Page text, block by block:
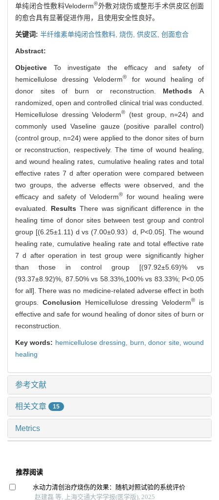
单纯闭合性敷料Veloderm®外敷对烧伤或整形手术供皮区创面
的愈合具有显著促进作用，且使用安全性良好。
关键词: 半纤维素单纯闭合性敷料, 烧伤, 供皮区, 创面愈合
Abstract:
Objective To investigate the efficacy and safety of
hemicellulose dressing Veloderm®
for wound healing of
donor sites of burn or reconstruction. MethodsA
randomized, open and controlled clinical trial was conducted.
Hemicellulose dressing Veloderm®
(test group, n=24) and
commonly used Vaseline gauze (positive parallel control)
(control group, n=24) were applied to the donor sites of burn
or reconstruction, respectively. The time of wound healing,
and wound healing rates, cumulative healing rates and total
effective rates 7 d after operation were compared between
two groups, the adverse effects were observed, and the
efficacy and safety of Veloderm®
for wound healing were
evaluated. Results There was significant difference in the
healing time of donor sites between test group and control
group [(6.25±1.11) d vs (7.00±0.93）d, P<0.05]. The wound
healing rate, cumulative healing rate and total effective rate
7 d after operation in test group were significantly higher
than those in control group [(97.92±5.69)% vs
(93.37±8.92)%, 87.50% vs 58.33%,100% vs 83.33%; P<0.05
for all]. There was no medicine-related adverse effect in both
groups. Conclusion Hemicellulose dressing Veloderm®
is
effective and safe for wound healing of donor sites of burn or
reconstruction.
Key words: hemicellulose dressing, burn,donor site,wound
healing
参考文献
相关文章 15
Metrics
推荐阅读
水动力清创治疗烧伤的效果：随机对照试验的系统评价
赵建磊 等, 上海交通大学学报(医学版), 2025